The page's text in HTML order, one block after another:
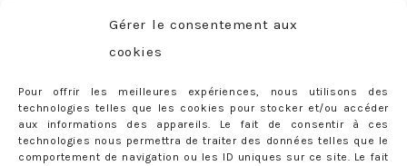
Gérer le consentement aux
cookies
Pour offrir les meilleures expériences, nous utilisons des
technologies telles que les cookies pour stocker et/ou accéder
aux informations des appareils. Le fait de consentir à ces
technologies nous permettra de traiter des données telles que le
comportement de navigation ou les ID uniques sur ce site. Le fait